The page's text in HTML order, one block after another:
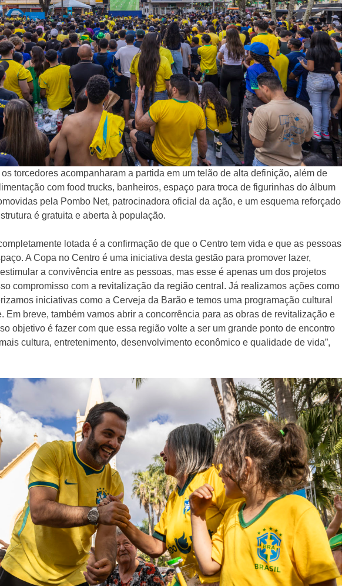
torcedores acompanharam a partida em um telão de alta definição, além de
com food trucks, banheiros, espaço para troca de figurinhas do álbum
pela Pombo Net, patrocinadora oficial da ação, e um esquema reforçado
é gratuita e aberta à população.
lotada é a confirmação de que o Centro tem vida e que as pessoas
A Copa no Centro é uma iniciativa desta gestão para promover lazer,
a convivência entre as pessoas, mas esse é apenas um dos projetos
compromisso com a revitalização da região central. Já realizamos ações como
iniciativas como a Cerveja da Barão e temos uma programação cultural
Em breve, também vamos abrir a concorrência para as obras de revitalização e
objetivo é fazer com que essa região volte a ser um grande ponto de encontro
cultura, entretenimento, desenvolvimento econômico e qualidade de vida”,